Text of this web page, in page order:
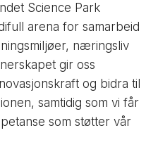
Science Park
arena for samarbeid
næringsliv
gir oss
og bidra til
samtidig som vi får
som støtter vår